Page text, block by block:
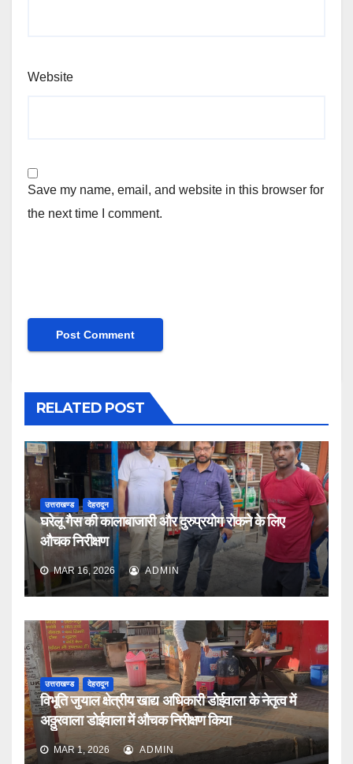
Website
Save my name, email, and website in this browser for
the next time I comment.
RELATED POST
उत्तराखण्ड देहरादून
घरेलू गैस की कालाबाजारी और दुरुप्रयोग रोकने के लिए
औचक निरीक्षण
MAR 16, 2026 ADMIN
उत्तराखण्ड देहरादून
विभूति जुयाल क्षेत्रीय खाद्य अधिकारी डोईवाला के नेतृत्व में
अठ्ठुरवाला डोईवाला में औचक निरीक्षण किया
MAR 1, 2026 ADMIN